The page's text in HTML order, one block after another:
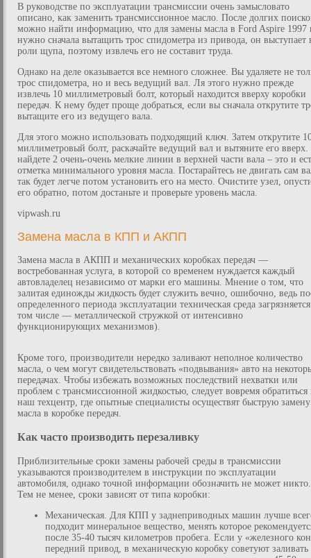
В руководстве по эксплуатации трансмиссии очень замысловато
описано, как заменить трансмиссионное масло. После долгих
можно найти информацию, что для замены масла в Ford Aspire 1997
нужно сначала вытащить трос спидометра из привода, он выступает
роли щупа, поэтому извлечь его не составит труда.
Однако на деле оказывается все немного сложнее. Вы удаляете не
трос спидометра, но и весь ведущий вал. Ля этого нужно прежде
извлечь 10 миллиметровый болт, который находится вверху коробки
передач. К нему будет проще добраться, если вы сначала открутите
вытащите его из ведущего вала.
Для этого можно использовать подходящий ключ. Затем открутите
миллиметровый болт, раскачайте ведущий вал и вытяните его
найдете 2 очень-очень мелкие линии в верхней части вала – это и
отметка минимального уровня масла. Постарайтесь не двигать сам
так будет легче потом установить его на место. Очистите узел,
его обратно, потом достаньте и проверьте уровень масла.
vipwash.ru
Замена масла в КПП и АКПП
Замена масла в АКПП и механических коробках передач —
востребованная услуга, в которой со временем нуждается каждый
автовладелец независимо от марки его машины. Мнение о том, что
залитая единожды жидкость будет служить вечно, ошибочно, ведь
определенного периода эксплуатации техническая среда
том числе — металлической стружкой от интенсивно
функционирующих механизмов).
Кроме того, производители нередко заливают неполное количество
масла, о чем могут свидетельствовать «подвывания» авто на
передачах. Чтобы избежать возможных последствий нехватки или
проблем с трансмиссионной жидкостью, следует вовремя обратиться
наш техцентр, где опытные специалисты осуществят быструю замену
масла в коробке передач.
Как часто производить перезаливку
Приблизительные сроки замены рабочей среды в трансмиссии
указываются производителем в инструкции по эксплуатации
автомобиля, однако точной информации обозначить не может никто.
Тем не менее, сроки зависят от типа коробки:
Механическая. Для КПП у заднеприводных машин лучше
подходит минеральное вещество, менять которое
после 35-40 тысяч километров пробега. Если у «железного
передний привод, в механическую коробку советуют заливать